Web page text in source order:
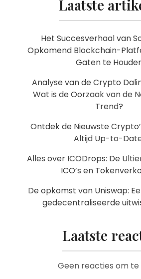
Laatste
Het Succesverhaal van
Opkomend Blockchain-
Gaten te
Analyse van de Crypto
Wat is de Oorzaak van de
Trend?
Ontdek de Nieuwste
Altijd Up-to-
Alles over ICODrops: De
ICO’s en
De opkomst van Uniswap:
gedecentraliseerde
Laatste
Geen reacties om te